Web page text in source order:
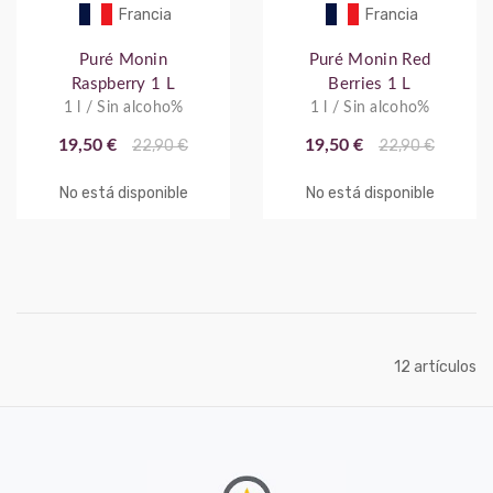
Francia
Puré Monin
Raspberry 1 L
1 l / Sin alcoho%
19,50 € 22,90 €
No está disponible
Francia
Puré Monin Red
Berries 1 L
1 l / Sin alcoho%
19,50 € 22,90 €
No está disponible
12 artículos